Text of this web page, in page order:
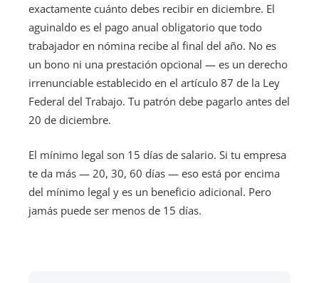
exactamente cuánto debes recibir en diciembre. El
aguinaldo es el pago anual obligatorio que todo
trabajador en nómina recibe al final del año. No es
un bono ni una prestación opcional — es un derecho
irrenunciable establecido en el artículo 87 de la Ley
Federal del Trabajo. Tu patrón debe pagarlo antes del
20 de diciembre.
El mínimo legal son 15 días de salario. Si tu empresa
te da más — 20, 30, 60 días — eso está por encima
del mínimo legal y es un beneficio adicional. Pero
jamás puede ser menos de 15 días.